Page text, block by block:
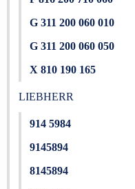
G 311 200 060 010
G 311 200 060 050
X 810 190 165
LIEBHERR
914 5984
9145894
8145894